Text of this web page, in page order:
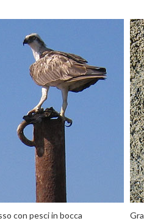
con pesci in bocca